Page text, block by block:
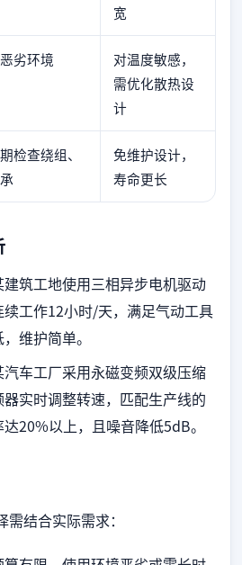
宽
劣环境
对温度敏感，
需优化散热设
计
检查绕组、
免维护设计，
寿命更长
建筑工地使用三相异步电机驱动
工作12小时/天，满足气动工具
维护简单。
汽车工厂采用永磁变频双级压缩
实时调整转速，匹配生产线的
20%以上，且噪音降低5dB。
结合实际需求：